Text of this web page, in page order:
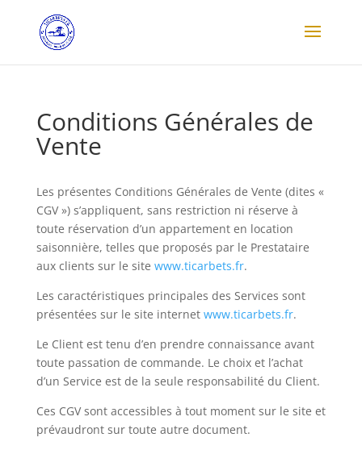
Conditions Générales de
Vente
Les présentes Conditions Générales de Vente (dites «
CGV ») s’appliquent, sans restriction ni réserve à
toute réservation d’un appartement en location
saisonnière, telles que proposés par le Prestataire
aux clients sur le site www.ticarbets.fr.
Les caractéristiques principales des Services sont
présentées sur le site internet www.ticarbets.fr.
Le Client est tenu d’en prendre connaissance avant
toute passation de commande. Le choix et l’achat
d’un Service est de la seule responsabilité du Client.
Ces CGV sont accessibles à tout moment sur le site et
prévaudront sur toute autre document.